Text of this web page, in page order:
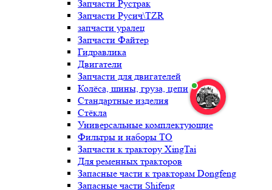
Запчасти Рустрак
Запчасти Русич\TZR
запчасти уралец
Запчасти Файтер
Гидравлика
Двигатели
Запчасти для двигателей
Колёса, шины, груза, цепи
Стандартные изделия
Стёкла
Универсальные комплектующие
Фильтры и наборы ТО
Запчасти к трактору XingTai
Для ременных тракторов
Запасные части к тракторам Dongfeng
Запасные части Shifeng